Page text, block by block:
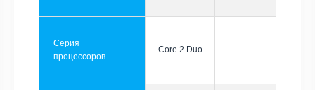
Серия
процессоров
Core 2 Duo